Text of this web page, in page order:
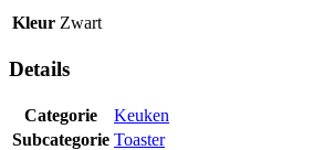
Kleur Zwart
Details
Categorie
Keuken
Subcategorie Toaster